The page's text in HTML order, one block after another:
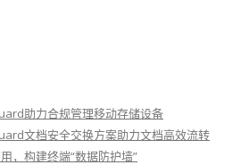
助力合规管理移动存储设备
文档安全交换方案助力文档高效流转
，构建终端“数据防护墙”